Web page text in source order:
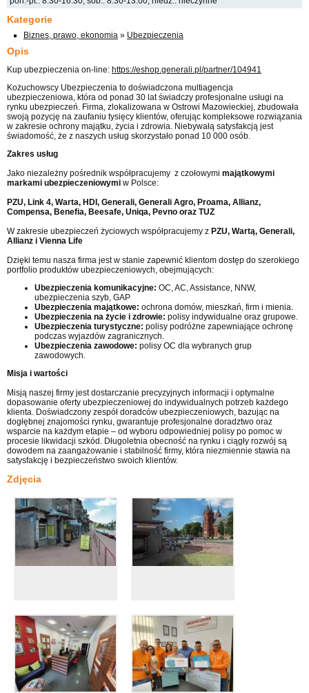
Kategorie
Biznes, prawo, ekonomia » Ubezpieczenia
Opis
Kup ubezpieczenia on-line: https://eshop.generali.pl/partner/104941
Kożuchowscy Ubezpieczenia to doświadczona multiagencja
ubezpieczeniowa, która od ponad 30 lat świadczy profesjonalne usługi na
rynku ubezpieczeń. Firma, zlokalizowana w Ostrowi Mazowieckiej, zbudowała
swoją pozycję na zaufaniu tysięcy klientów, oferując kompleksowe rozwiązania
w zakresie ochrony majątku, życia i zdrowia. Niebywałą satysfakcją jest
świadomość, że z naszych usług skorzystało ponad 10 000 osób.
Zakres usług
Jako niezależny pośrednik współpracujemy z czołowymi majątkowymi
markami ubezpieczeniowymi w Polsce:
PZU, Link 4, Warta, HDI, Generali, Generali Agro, Proama, Allianz,
Compensa, Benefia, Beesafe, Uniqa, Pevno oraz TUZ
W zakresie ubezpieczeń życiowych współpracujemy z PZU, Wartą, Generali,
Allianz i Vienna Life
Dzięki temu nasza firma jest w stanie zapewnić klientom dostęp do szerokiego
portfolio produktów ubezpieczeniowych, obejmujących:
Ubezpieczenia komunikacyjne: OC, AC, Assistance, NNW,
ubezpieczenia szyb, GAP
Ubezpieczenia majątkowe: ochrona domów, mieszkań, firm i mienia.
Ubezpieczenia na życie i zdrowie: polisy indywidualne oraz grupowe.
Ubezpieczenia turystyczne: polisy podróżne zapewniające ochronę
podczas wyjazdów zagranicznych.
Ubezpieczenia zawodowe: polisy OC dla wybranych grup
zawodowych.
Misja i wartości
Misją naszej firmy jest dostarczanie precyzyjnych informacji i optymalne
dopasowanie oferty ubezpieczeniowej do indywidualnych potrzeb każdego
klienta. Doświadczony zespół doradców ubezpieczeniowych, bazując na
dogłębnej znajomości rynku, gwarantuje profesjonalne doradztwo oraz
wsparcie na każdym etapie – od wyboru odpowiedniej polisy po pomoc w
procesie likwidacji szkód. Długoletnia obecność na rynku i ciągły rozwój są
dowodem na zaangażowanie i stabilność firmy, która niezmiennie stawia na
satysfakcję i bezpieczeństwo swoich klientów.
Zdjęcia